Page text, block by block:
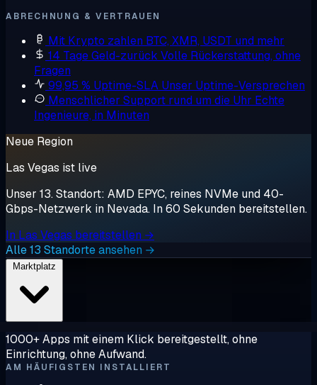
ABRECHNUNG & VERTRAUEN
Mit Krypto zahlen BTC, XMR, USDT und mehr
14 Tage Geld-zurück Volle Rückerstattung, ohne
Fragen
99,95 % Uptime-SLA Unser Uptime-Versprechen
Menschlicher Support rund um die Uhr Echte
Ingenieure, in Minuten
Neue Region
Las Vegas ist live
Unser 13. Standort: AMD EPYC, reines NVMe und 40-
Gbps-Netzwerk in Nevada. In 60 Sekunden bereitstellen.
In Las Vegas bereitstellen →
Alle 13 Standorte ansehen →
1000+ Apps mit einem Klick bereitgestellt, ohne
Einrichtung, ohne Aufwand.
AM HÄUFIGSTEN INSTALLIERT